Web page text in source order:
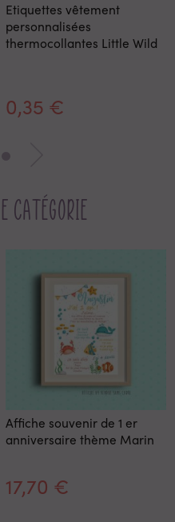
Etiquettes vêtement
personnalisées
thermocollantes Little Wild
0,35 €
catégorie
Affiche souvenir de 1 er
anniversaire thème Marin
17,70 €